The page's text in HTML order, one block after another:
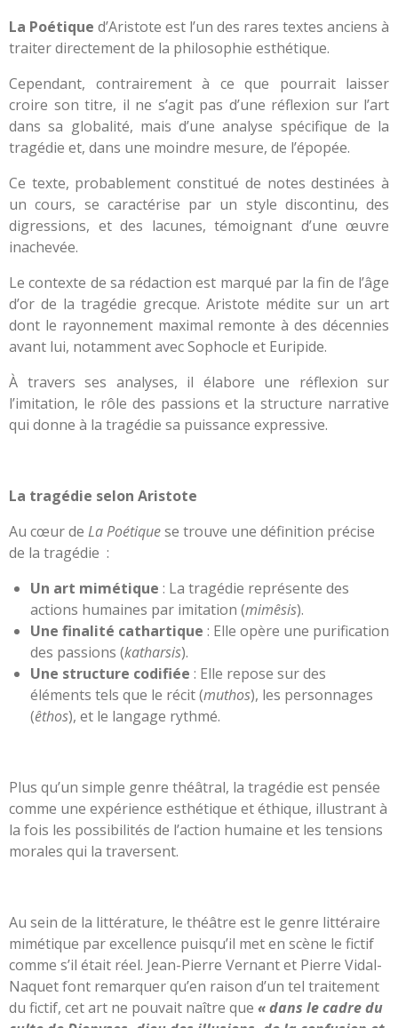
La Poétique d’Aristote est l’un des rares textes anciens à
traiter directement de la philosophie esthétique.
Cependant, contrairement à ce que pourrait laisser
croire son titre, il ne s’agit pas d’une réflexion sur l’art
dans sa globalité, mais d’une analyse spécifique de la
tragédie et, dans une moindre mesure, de l’épopée.
Ce texte, probablement constitué de notes destinées à
un cours, se caractérise par un style discontinu, des
digressions, et des lacunes, témoignant d’une œuvre
inachevée.
Le contexte de sa rédaction est marqué par la fin de l’âge
d’or de la tragédie grecque. Aristote médite sur un art
dont le rayonnement maximal remonte à des décennies
avant lui, notamment avec Sophocle et Euripide.
À travers ses analyses, il élabore une réflexion sur
l’imitation, le rôle des passions et la structure narrative
qui donne à la tragédie sa puissance expressive.
La tragédie selon Aristote
Au cœur de La Poétiquese trouve une définition précise
de la tragédie :
Un art mimétique : La tragédie représente des
actions humaines par imitation (mimêsis).
Une finalité cathartique : Elle opère une purification
des passions (katharsis).
Une structure codifiée : Elle repose sur des
éléments tels que le récit (muthos), les personnages
(êthos), et le langage rythmé.
Plus qu’un simple genre théâtral, la tragédie est pensée
comme une expérience esthétique et éthique, illustrant à
la fois les possibilités de l’action humaine et les tensions
morales qui la traversent.
Au sein de la littérature, le théâtre est le genre littéraire
mimétique par excellence puisqu’il met en scène le fictif
comme s’il était réel. Jean-Pierre Vernant et Pierre Vidal-
Naquet font remarquer qu’en raison d’un tel traitement
du fictif, cet art ne pouvait naître que « dans le cadre du